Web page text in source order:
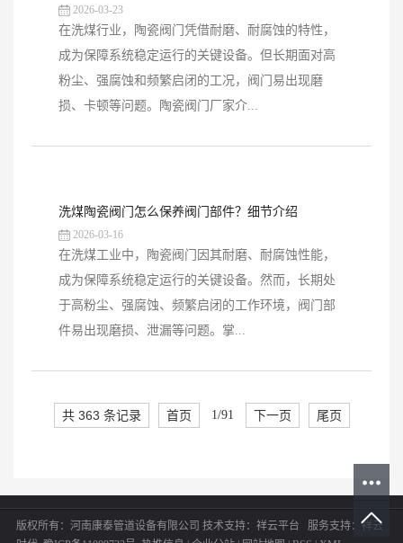
2026-03-23
在洗煤行业，陶瓷阀门凭借耐磨、耐腐蚀的特性，
成为保障系统稳定运行的关键设备。但长期面对高
粉尘、强腐蚀和频繁启闭的工况，阀门易出现磨
损、卡顿等问题。陶瓷阀门厂家介...
洗煤陶瓷阀门怎么保养阀门部件？细节介绍
2026-03-16
在洗煤工业中，陶瓷阀门因其耐磨、耐腐蚀性能，
成为保障系统稳定运行的关键设备。然而，长期处
于高粉尘、强腐蚀、频繁启闭的工作环境，阀门部
件易出现磨损、泄漏等问题。掌...
共 363 条记录 首页 1/91 下一页 尾页
版权所有：河南康泰管道设备有限公司 技术支持： 祥云平台 服务支持：祥云